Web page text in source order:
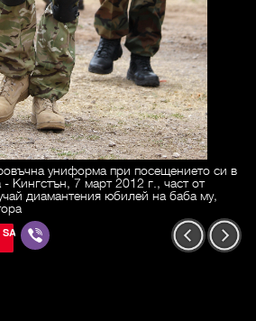
униформа при посещението си в
Кингстън, 7 март 2012 г., част от
диамантения юбилей на баба му,
SAVE